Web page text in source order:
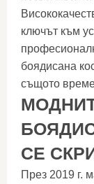
ключът към
боядисана
същото
СЕ
През 2019 г.